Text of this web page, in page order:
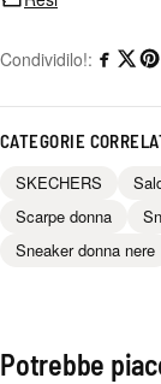
Condividilo!:
CATEGORIE
SKECHERS
Scarpe donna
Sneaker donna nere
Potrebbe